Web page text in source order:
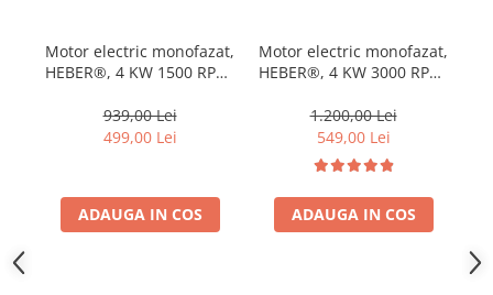
Convectoare si aeroterme electrice
Motor electric monofazat,
HEBER®, 4 KW 1500 RPM,
V
939,00 Lei
499,00 Lei
ADAUGA IN COS
Motor electric monofazat,
HEBER®, 4 KW 3000 RPM,
1.200,00 Lei
549,00 Lei
ADAUGA IN COS